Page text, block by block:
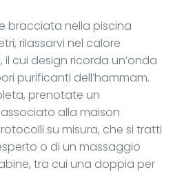
bracciata nella piscina
rilassarvi nel calore
cui design ricorda un’onda
purificanti dell’hammam.
prenotate un
alla maison
su misura, che si tratti
o di un massaggio
tra cui una doppia per